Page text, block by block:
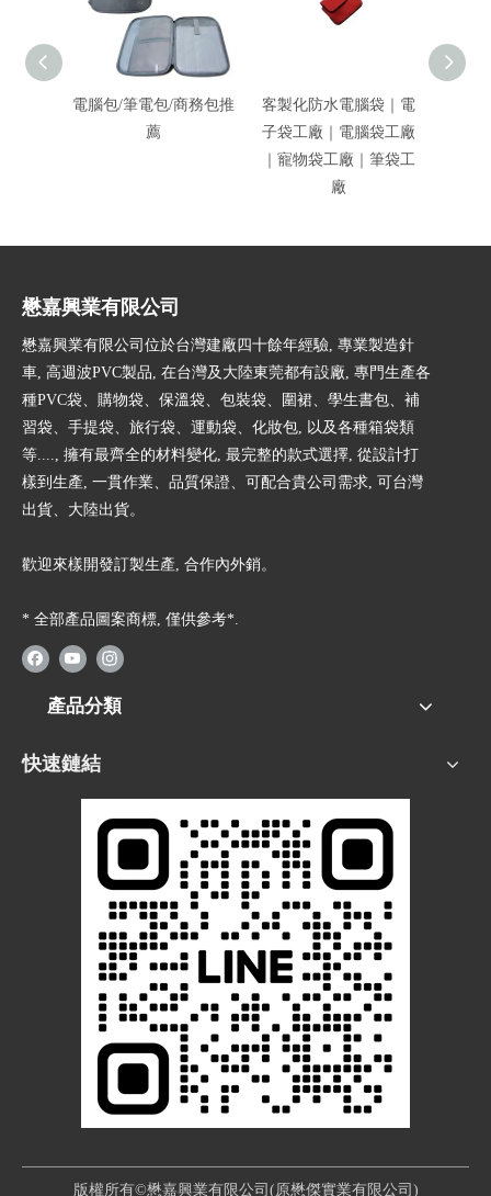
電腦包/筆電包/商務包推
薦
客製化防水電腦袋｜電
子袋工廠｜電腦袋工廠
｜寵物袋工廠｜筆袋工
廠
懋嘉興業有限公司
懋嘉興業有限公司位於台灣建廠四十餘年經驗, 專業製造針
車, 高週波PVC製品, 在台灣及大陸東莞都有設廠, 專門生產各
種PVC袋、購物袋、保溫袋、包裝袋、圍裙、學生書包、補
習袋、手提袋、旅行袋、運動袋、化妝包, 以及各種箱袋類
等...., 擁有最齊全的材料變化, 最完整的款式選擇, 從設計打
樣到生產, 一貫作業、品質保證、可配合貴公司需求, 可台灣
出貨、大陸出貨。
歡迎來樣開發訂製生產, 合作內外銷。
* 全部產品圖案商標, 僅供參考*.
產品分類
快速鏈結
版權所有©懋嘉興業有限公司(原懋傑實業有限公司)